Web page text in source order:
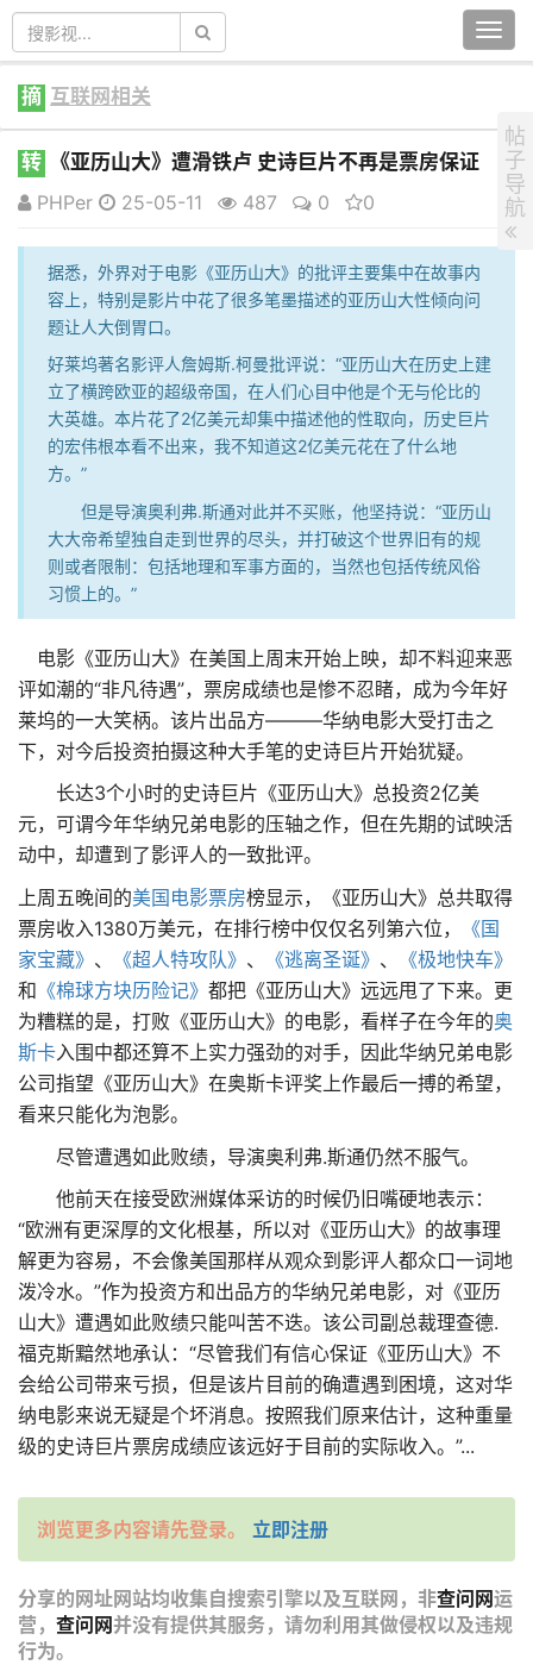
摘 互联网相关
转
《亚历山大》遭滑铁卢 史诗巨片不再是票房保证
PHPer
25-05-11 487 0 0
据悉，外界对于电影《亚历山大》的批评主要集中在故事内
容上，特别是影片中花了很多笔墨描述的亚历山大性倾向问
题让人大倒胃口。
好莱坞著名影评人詹姆斯.柯曼批评说：“亚历山大在历史上建
立了横跨欧亚的超级帝国，在人们心目中他是个无与伦比的
大英雄。本片花了2亿美元却集中描述他的性取向，历史巨片
的宏伟根本看不出来，我不知道这2亿美元花在了什么地
方。”
但是导演奥利弗.斯通对此并不买账，他坚持说：“亚历山
大大帝希望独自走到世界的尽头，并打破这个世界旧有的规
则或者限制：包括地理和军事方面的，当然也包括传统风俗
习惯上的。”
电影《亚历山大》在美国上周末开始上映，却不料迎来恶
评如潮的“非凡待遇”，票房成绩也是惨不忍睹，成为今年好
莱坞的一大笑柄。该片出品方———华纳电影大受打击之
下，对今后投资拍摄这种大手笔的史诗巨片开始犹疑。
长达3个小时的史诗巨片《亚历山大》总投资2亿美
元，可谓今年华纳兄弟电影的压轴之作，但在先期的试映活
动中，却遭到了影评人的一致批评。
上周五晚间的美国电影票房榜显示，《亚历山大》总共取得
票房收入1380万美元，在排行榜中仅仅名列第六位，
《国
家宝藏》 、 《超人特攻队》 、 《逃离圣诞》 、
《极地快车》
和 《棉球方块历险记》 都把《亚历山大》远远甩了下来。更
为糟糕的是，打败《亚历山大》的电影，看样子在今年的奥
斯卡入围中都还算不上实力强劲的对手，因此华纳兄弟电影
公司指望《亚历山大》在奥斯卡评奖上作最后一搏的希望，
看来只能化为泡影。
尽管遭遇如此败绩，导演奥利弗.斯通仍然不服气。
他前天在接受欧洲媒体采访的时候仍旧嘴硬地表示：
“欧洲有更深厚的文化根基，所以对《亚历山大》的故事理
解更为容易，不会像美国那样从观众到影评人都众口一词地
泼冷水。”作为投资方和出品方的华纳兄弟电影，对《亚历
山大》遭遇如此败绩只能叫苦不迭。该公司副总裁理查德.
福克斯黯然地承认：“尽管我们有信心保证《亚历山大》不
会给公司带来亏损，但是该片目前的确遭遇到困境，这对华
纳电影来说无疑是个坏消息。按照我们原来估计，这种重量
级的史诗巨片票房成绩应该远好于目前的实际收入。”...
浏览更多内容请先登录。 立即注册
分享的网址网站均收集自搜索引擎以及互联网，非查问网运
营， 查问网并没有提供其服务，请勿利用其做侵权以及违规
行为。
帖
子
导
航